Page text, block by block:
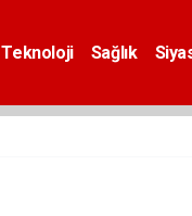
Teknoloji Sağlık